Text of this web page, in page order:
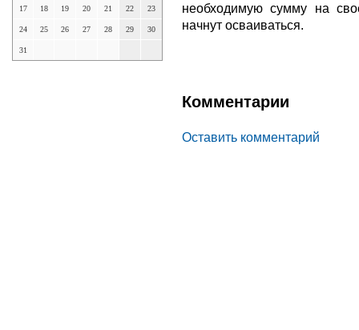
17 18 19 20 21 22 23
24 25 26 27 28 29 30
31
необходимую сумму на
начнут осваиваться.
Комментарии
Оставить комментарий